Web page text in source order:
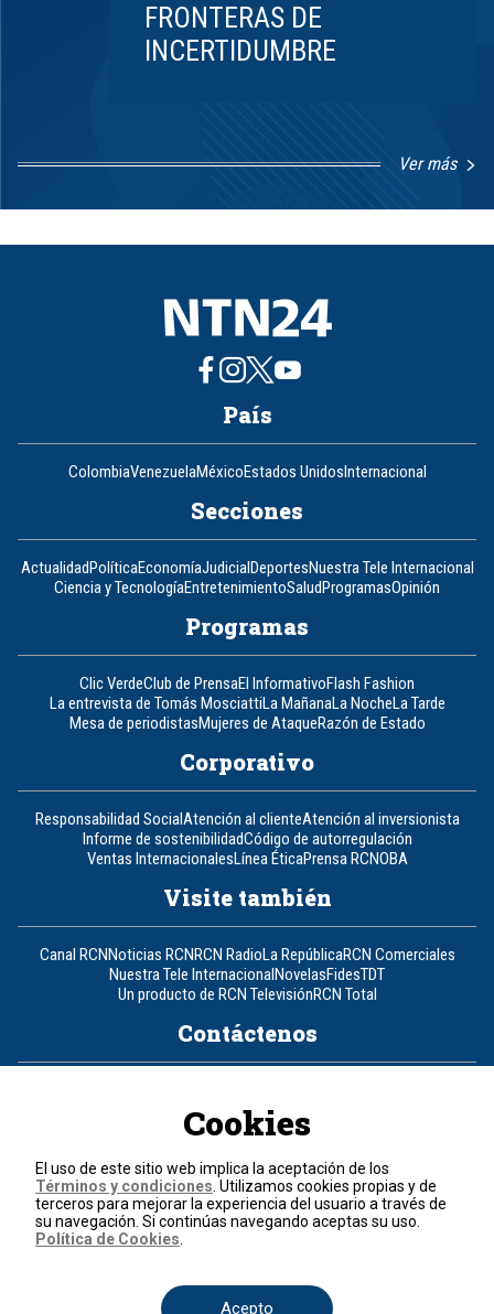
FRONTERAS DE
INCERTIDUMBRE
Ver más
1
8
País
ColombiaVenezuelaMéxicoEstados UnidosInternacional
Secciones
ActualidadPolíticaEconomíaJudicialDeportesNuestra Tele Internacional
Ciencia y TecnologíaEntretenimientoSaludProgramasOpinión
Programas
Clic VerdeClub de PrensaEl InformativoFlash Fashion
La entrevista de Tomás MosciattiLa MañanaLa NocheLa Tarde
Mesa de periodistasMujeres de AtaqueRazón de Estado
Corporativo
Responsabilidad SocialAtención al clienteAtención al inversionista
Informe de sostenibilidadCódigo de autorregulación
Ventas InternacionalesLínea ÉticaPrensa RCNOBA
Visite también
Canal RCNNoticias RCNRCN RadioLa RepúblicaRCN Comerciales
Nuestra Tele InternacionalNovelasFidesTDT
Un producto de RCN TelevisiónRCN Total
Contáctenos
Política de cookies
Términos y condiciones
© 2026, RCN Medios.
Todos los derechos reservados.
Cookies
El uso de este sitio web implica la aceptación de los
Términos y condiciones . Utilizamos cookies propias y de
terceros para mejorar la experiencia del usuario a través de
su navegación. Si continúas navegando aceptas su uso.
Política de Cookies
Acepto